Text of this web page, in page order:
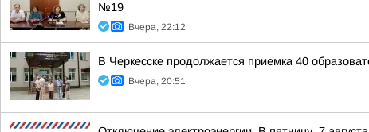
№19
Вчера, 22:12
В Черкесске продолжается приемка 40
Вчера, 20:51